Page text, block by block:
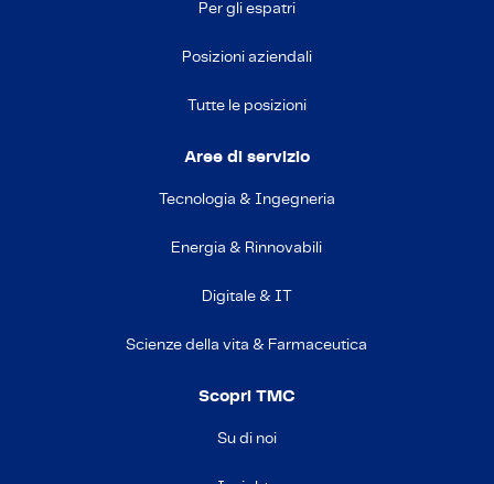
Per gli espatri
Posizioni aziendali
Tutte le posizioni
Aree di servizio
Tecnologia & Ingegneria
Energia & Rinnovabili
Digitale & IT
Scienze della vita & Farmaceutica
Scopri TMC
Su di noi